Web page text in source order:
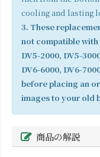
cooling and lasting
3. These
not compatible with
DV5-2000, DV5-
DV6-6000, DV6-
before placing an
images to your old
商品の解説